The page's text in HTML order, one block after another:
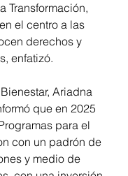
Transformación,
el centro a las
derechos y
enfatizó.
Ariadna
que en 2025
para el
con un padrón de
y medio de